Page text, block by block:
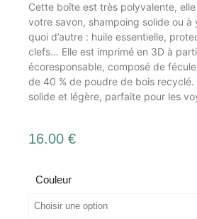
Cette boîte est très polyvalente,
votre savon, shampoing solide ou à
quoi d’autre : huile essentielle,
clefs… Elle est imprimé en 3D à
écoresponsable, composé de
de 40 % de poudre de bois recyclé.
solide et légère, parfaite pour les
16.00 €
Couleur